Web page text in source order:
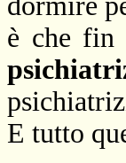
è che fin
E tutto